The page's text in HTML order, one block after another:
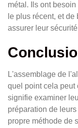
métal. Ils ont
le plus récent, et
assurer leur
L'assemblage de
quel point cela peut
signifie examiner
préparation de
propre méthode de